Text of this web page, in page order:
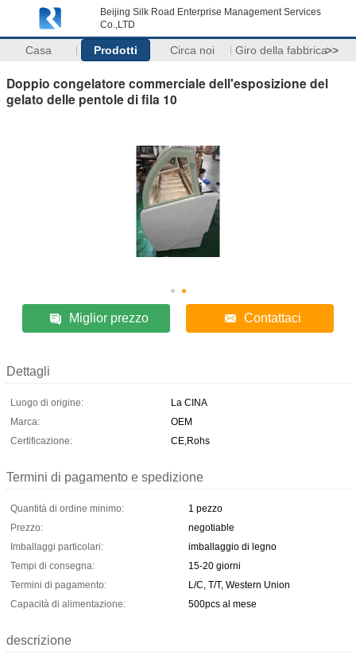
Beijing Silk Road Enterprise Management Services
Co.,LTD
Casa Prodotti Circa noi Giro della fabbrica>>
Doppio congelatore commerciale dell'esposizione del
gelato delle pentole di fila 10
Miglior prezzo Contattaci
Dettagli
Luogo di origine:
La CINA
Marca:
OEM
Certificazione:
CE,Rohs
Termini di pagamento e spedizione
Quantità di ordine minimo:
1 pezzo
Prezzo:
negotiable
Imballaggi particolari:
imballaggio di legno
Tempi di consegna:
15-20 giorni
Termini di pagamento:
L/C, T/T, Western Union
Capacità di alimentazione:
500pcs al mese
descrizione